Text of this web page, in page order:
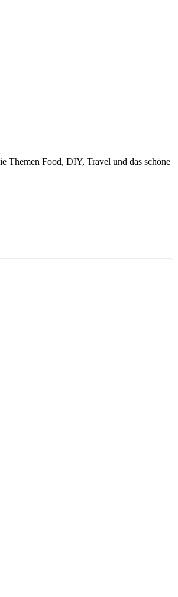
Themen Food, DIY, Travel und das schöne